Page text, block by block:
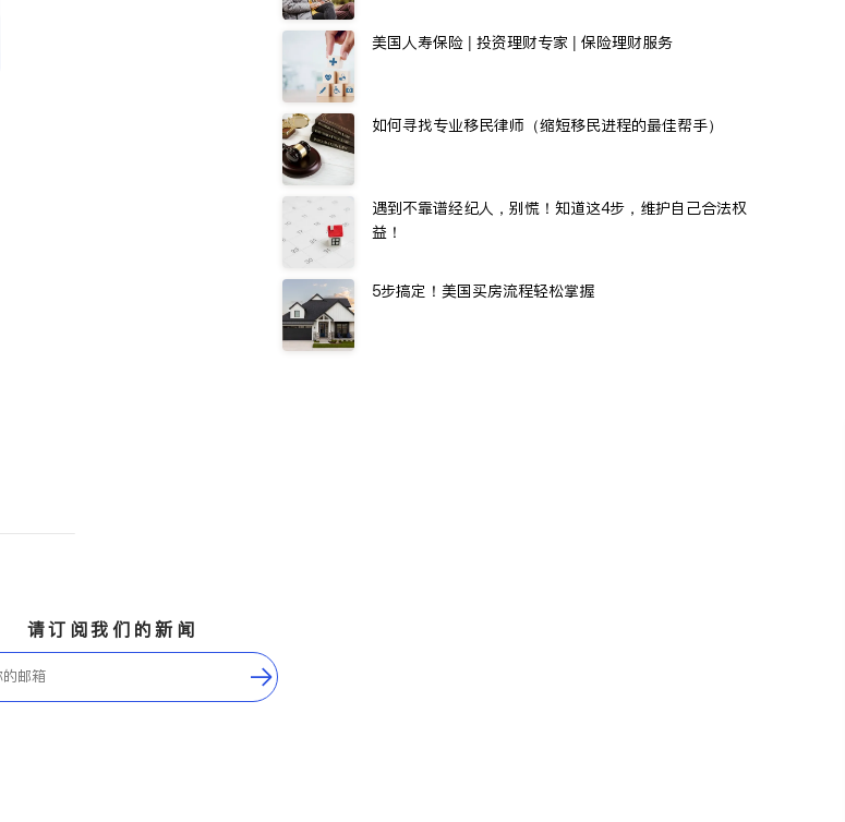
美国人寿保险 | 投资理财专家 | 保险理财服务
如何寻找专业移民律师（缩短移民进程的最佳帮手）
遇到不靠谱经纪人，别慌！知道这4步，维护自己合法权
益！
5步搞定！美国买房流程轻松掌握
请订阅我们的新闻